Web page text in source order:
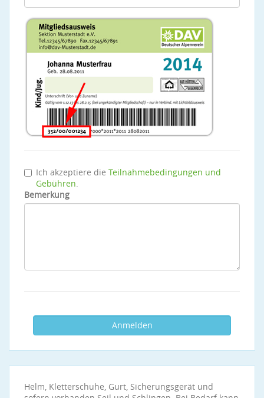
Ich akzeptiere die Teilnahmebedingungen und
Gebühren.
Bemerkung
Helm, Kletterschuhe, Gurt, Sicherungsgerät und